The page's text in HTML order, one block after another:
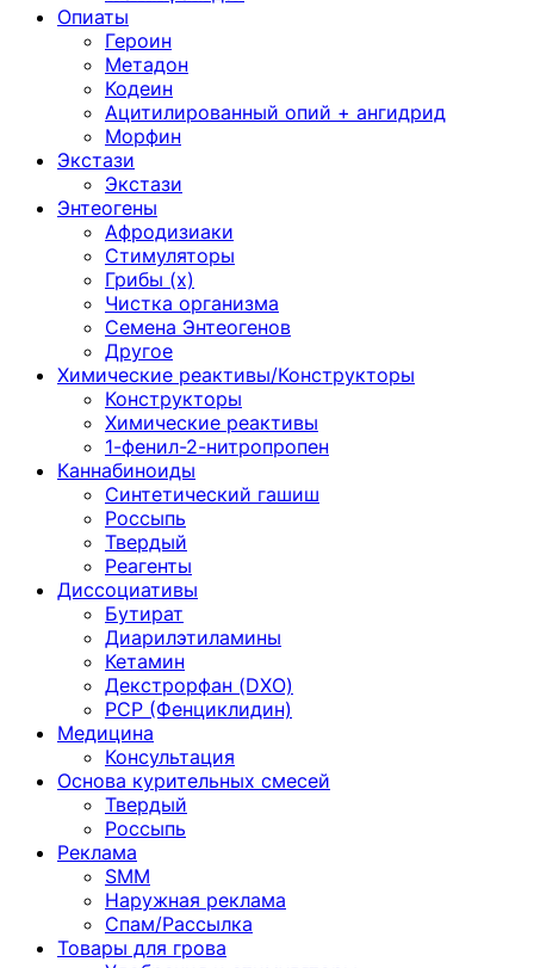
Опиаты
Героин
Метадон
Кодеин
Ацитилированный опий + ангидрид
Морфин
Экстази
Экстази
Энтеогены
Афродизиаки
Стимуляторы
Грибы (х)
Чистка организма
Семена Энтеогенов
Другое
Химические реактивы/Конструкторы
Конструкторы
Химические реактивы
1-фенил-2-нитропропен
Каннабиноиды
Синтетический гашиш
Россыпь
Твердый
Реагенты
Диссоциативы
Бутират
Диарилэтиламины
Кетамин
Декстрорфан (DXO)
PCP (Фенциклидин)
Медицина
Консультация
Основа курительных смесей
Твердый
Россыпь
Реклама
SMM
Наружная реклама
Спам/Рассылка
Товары для грова